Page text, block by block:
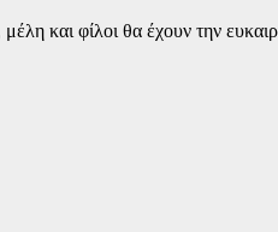
και φίλοι θα έχουν την